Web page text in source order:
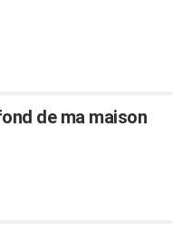
de ma maison